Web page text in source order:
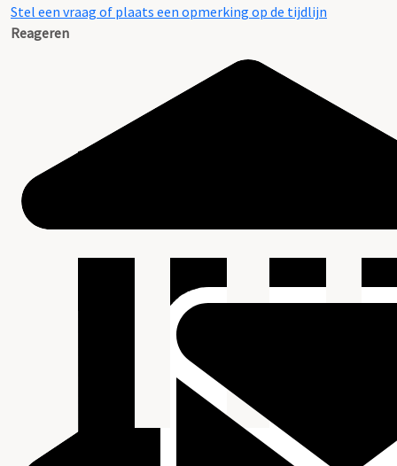
Stel een vraag of plaats een opmerking op de tijdlijn
Reageren